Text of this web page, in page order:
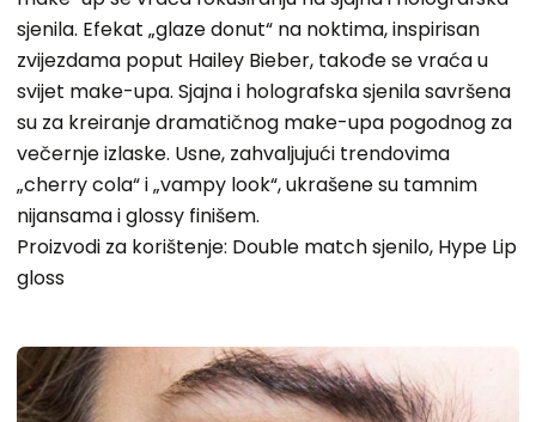
sjenila. Efekat „glaze donut“ na noktima, inspirisan
zvijezdama poput Hailey Bieber, takođe se vraća u
svijet make-upa. Sjajna i holografska sjenila savršena
su za kreiranje dramatičnog make-upa pogodnog za
večernje izlaske. Usne, zahvaljujući trendovima
„cherry cola“ i „vampy look“, ukrašene su tamnim
nijansama i glossy finišem.
Proizvodi za korištenje: Double match sjenilo, Hype Lip
gloss